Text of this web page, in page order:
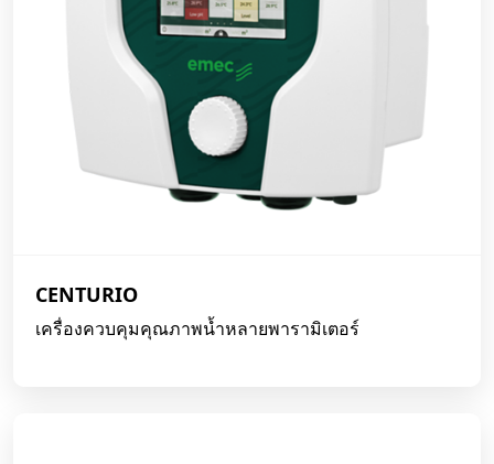
CENTURIO
เครื่องควบคุมคุณภาพน้ำหลายพารามิเตอร์